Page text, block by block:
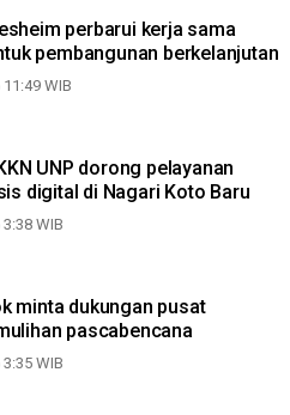
perbarui kerja sama
pembangunan berkelanjutan
WIB
UNP dorong pelayanan
digital di Nagari Koto Baru
WIB
minta dukungan pusat
pascabencana
WIB